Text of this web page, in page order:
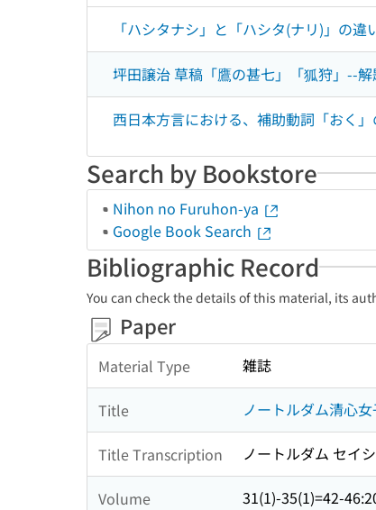
「ハシタナシ」と「ハシタ(ナリ)」の違
坪田譲治 草稿「鷹の甚七」「狐狩」--
西日本方言における、補助動詞「おく
Search by Bookstore
Nihon no Furuhon-ya
Google Book Search
Bibliographic Record
You can check the details of this material, its
Paper
Material Type 雑誌
Title ノートルダム清心
Title Transcription ノートルダム セイ
Volume 31(1)-35(1)=42-